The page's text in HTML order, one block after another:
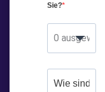
Sie?
0 ausgewählt